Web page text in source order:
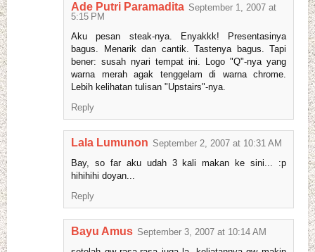
Ade Putri Paramadita September 1, 2007 at
5:15 PM
Aku pesan steak-nya. Enyakkk! Presentasinya
bagus. Menarik dan cantik. Tastenya bagus. Tapi
bener: susah nyari tempat ini. Logo "Q"-nya yang
warna merah agak tenggelam di warna chrome.
Lebih kelihatan tulisan "Upstairs"-nya.
Reply
Lala Lumunon September 2, 2007 at 10:31 AM
Bay, so far aku udah 3 kali makan ke sini... :p
hihihihi doyan...
Reply
Bayu Amus September 3, 2007 at 10:14 AM